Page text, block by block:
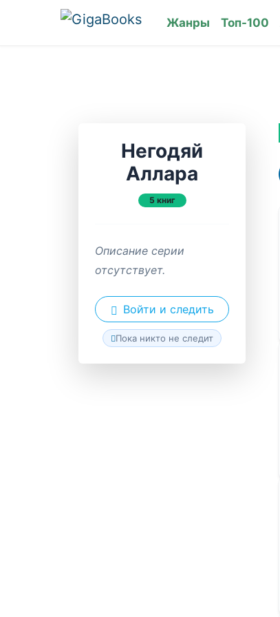
Жанры Топ-100
Негодяй
Аллара
5 книг
Описание серии
отсутствует.
Войти и следить
Пока никто не следит